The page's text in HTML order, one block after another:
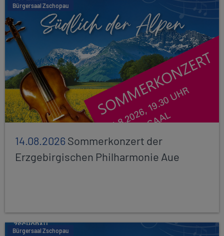
Bürgersaal Zschopau
14.08.2026Sommerkonzert der
Erzgebirgischen Philharmonie Aue
Bürgersaal Zschopau